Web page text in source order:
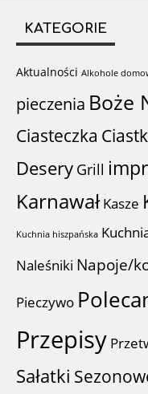
KATEGORIE
Aktualności Alkohole
pieczenia Boże
Ciasteczka
Desery Grill
Karnawał Kasze
Kuchnia hiszpańska
Naleśniki Napoje/
Pieczywo
Przepisy
Sałatki